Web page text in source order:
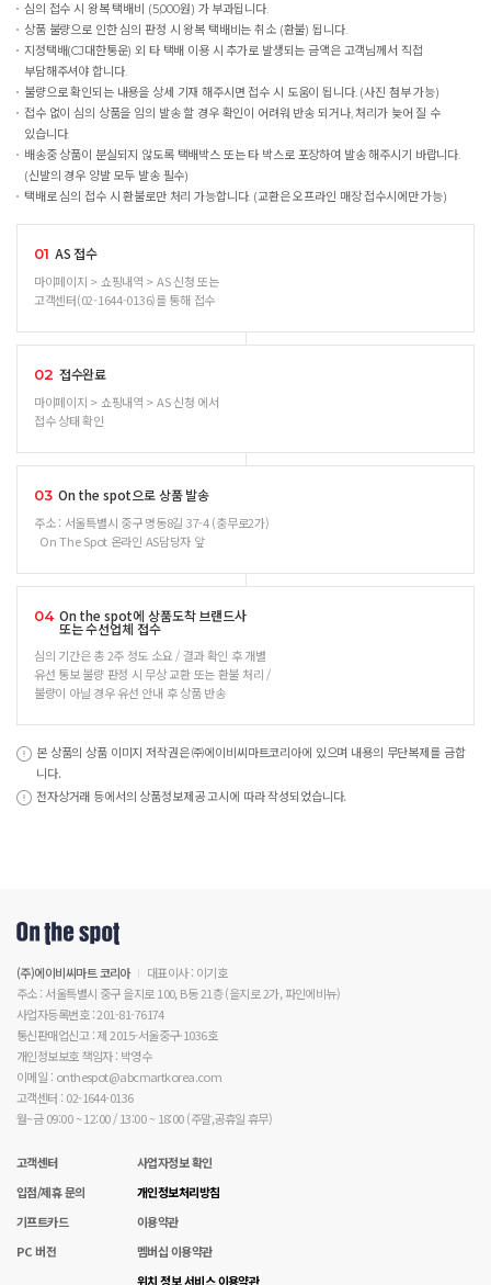
심의 접수 시 왕복 택배비 (5,000원) 가 부과됩니다.
상품 불량으로 인한 심의 판정 시 왕복 택배비는 취소 (환불) 됩니다.
지정택배(CJ대한통운) 외 타 택배 이용 시 추가로 발생되는 금액은 고객님께서 직접
부담해주셔야 합니다.
불량으로 확인되는 내용을 상세 기재 해주시면 접수 시 도움이 됩니다. (사진 첨부 가능)
접수 없이 심의 상품을 임의 발송 할 경우 확인이 어려워 반송 되거나, 처리가 늦어 질 수
있습니다.
배송중 상품이 분실되지 않도록 택배박스 또는 타 박스로 포장하여 발송 해주시기 바랍니다.
(신발의 경우 양발 모두 발송 필수)
택배로 심의 접수 시 환불로만 처리 가능합니다. (교환은 오프라인 매장 접수시에만 가능)
01 AS 접수
마이페이지 > 쇼핑내역 > AS 신청 또는
고객센터(02-1644-0136)를 통해 접수
02 접수완료
마이페이지 > 쇼핑내역 > AS 신청 에서
접수 상태 확인
03 On the spot으로 상품 발송
주소 : 서울특별시 중구 명동8길 37-4 (충무로2가)
On The Spot 온라인 AS담당자 앞
04 On the spot에 상품도착 브랜드사
또는 수선업체 접수
심의 기간은 총 2주 정도 소요 / 결과 확인 후 개별
유선 통보 불량 판정 시 무상 교환 또는 환불 처리 /
불량이 아닐 경우 유선 안내 후 상품 반송
본 상품의 상품 이미지 저작권은 ㈜에이비씨마트코리아에 있으며 내용의 무단복제를 금합
니다.
전자상거래 등에서의 상품정보제공 고시에 따라 작성되었습니다.
(주)에이비씨마트 코리아
대표이사 : 이기호
주소 : 서울특별시 중구 을지로 100, B동 21층 (을지로 2가, 파인에비뉴)
사업자등록번호 : 201-81-76174
통신판매업신고 : 제 2015-서울중구-1036호
개인정보보호 책임자 : 박영수
이메일 : onthespot@abcmartkorea.com
고객센터 : 02-1644-0136
월~금 09:00 ~ 12:00 / 13:00 ~ 18:00 (주말,공휴일 휴무)
고객센터
입점/제휴 문의
기프트카드
PC 버전
사업자정보 확인
개인정보처리방침
이용약관
멤버십 이용약관
위치 정보 서비스 이용약관